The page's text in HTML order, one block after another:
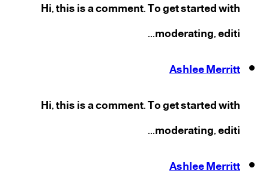
Hi, this is a comment. To get started with
moderating, editi...
Ashlee Merritt
Hi, this is a comment. To get started with
moderating, editi...
Ashlee Merritt